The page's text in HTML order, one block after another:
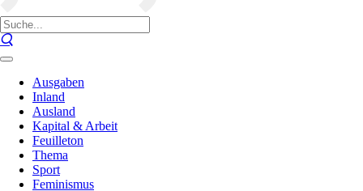
Ausgaben
Inland
Ausland
Kapital & Arbeit
Feuilleton
Thema
Sport
Feminismus